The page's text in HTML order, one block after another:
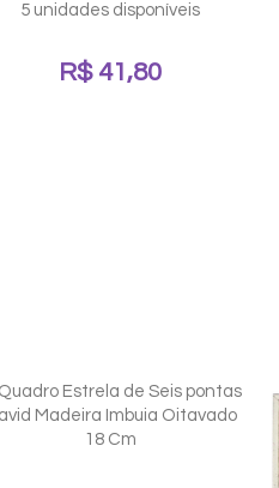
5 unidades disponíveis
R$ 41,80